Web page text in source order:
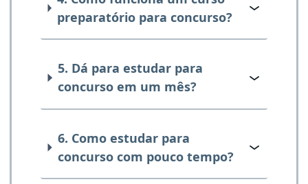
preparatório para concurso?
5. Dá para estudar para
concurso em um mês?
6. Como estudar para
concurso com pouco tempo?